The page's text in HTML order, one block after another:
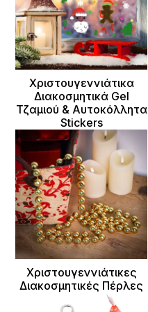
Χριστουγεννιάτικα
Διακοσμητικά Gel
Τζαμιού & Αυτοκόλλητα
Stickers
Χριστουγεννιάτικες
Διακοσμητικές Πέρλες